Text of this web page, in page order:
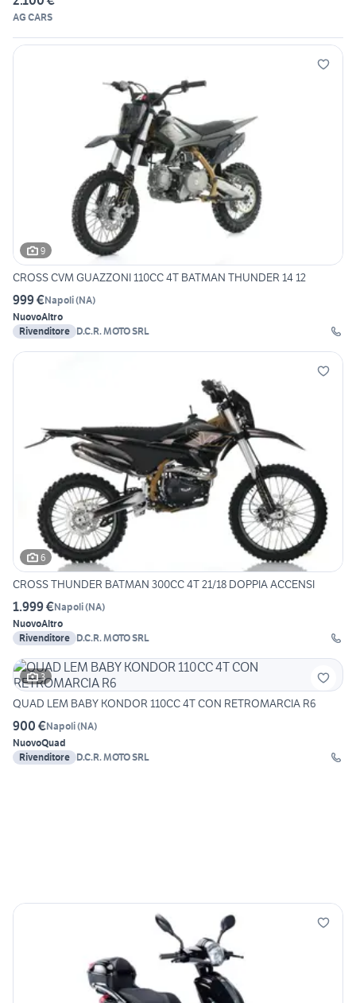
AG CARS
9
CROSS CVM GUAZZONI 110CC 4T BATMAN THUNDER 14 12
999 €Napoli(NA)
NuovoAltro
Rivenditore D.C.R. MOTO SRL
6
CROSS THUNDER BATMAN 300CC 4T 21/18 DOPPIA ACCENSI
1.999 €Napoli(NA)
NuovoAltro
Rivenditore D.C.R. MOTO SRL
3
QUAD LEM BABY KONDOR 110CC 4T CON RETROMARCIA R6
900 €Napoli(NA)
NuovoQuad
Rivenditore D.C.R. MOTO SRL